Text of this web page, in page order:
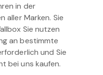
in der
aller Marken. Sie
Sie nutzen
an bestimmte
und Sie
bei uns kaufen.